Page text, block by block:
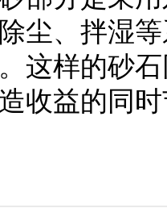
尘、拌湿
这样的砂
收益的同